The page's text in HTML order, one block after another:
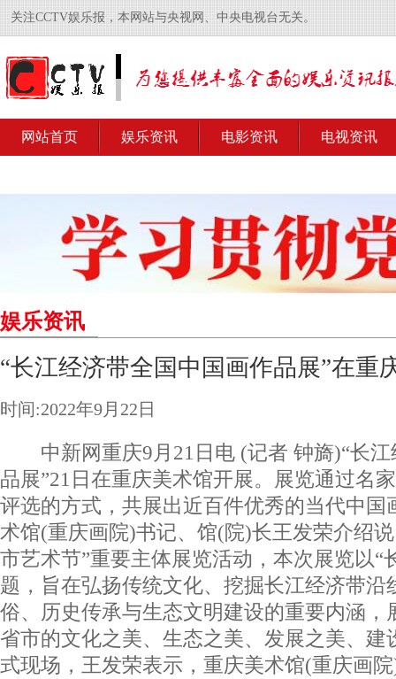
关注CCTV娱乐报，本网站与央视网、中央电视台无关。
网站首页 娱乐资讯 电影资讯 电视资讯
娱乐资讯
“长江经济带全国中国画作品展”在重
时间:2022年9月22日
中新网重庆9月21日电 (记者 钟旖)“长江
品展”21日在重庆美术馆开展。展览通过名
评选的方式，共展出近百件优秀的当代
术馆(重庆画院)书记、馆(院)长王发荣介绍
市艺术节”重要主体展览活动，本次展览以“
题，旨在弘扬传统文化、挖掘长江经济带沿
俗、历史传承与生态文明建设的重要内涵，
省市的文化之美、生态之美、发展之美
式现场，王发荣表示，重庆美术馆(重庆画